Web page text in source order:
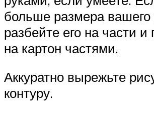
больше размера вашего
разбейте его на части и
на картон частями.
Аккуратно вырежьте
контуру.